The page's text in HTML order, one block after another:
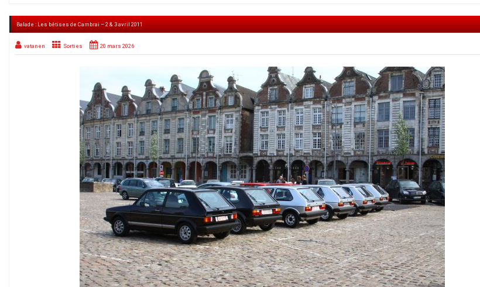
Balade : Les bêtises de Cambrai – 2 & 3 avril 2011
vatanen Sorties 20 mars 2026